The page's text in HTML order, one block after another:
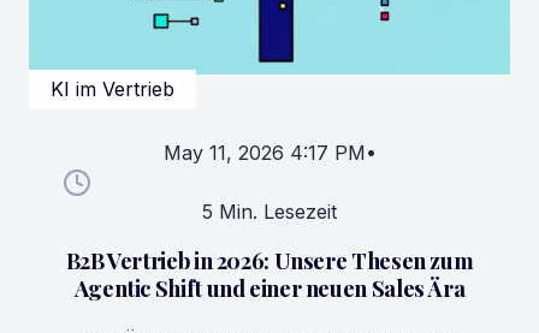
KI im Vertrieb
May 11, 2026 4:17 PM•
5 Min. Lesezeit
B2B Vertrieb in 2026: Unsere Thesen zum
Agentic Shift und einer neuen Sales Ära